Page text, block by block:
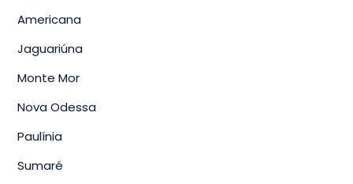
Americana
Jaguariúna
Monte Mor
Nova Odessa
Paulínia
Sumaré